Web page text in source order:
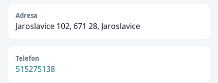
Adresa
Jaroslavice 102, 671 28, Jaroslavice
Telefon
515275138